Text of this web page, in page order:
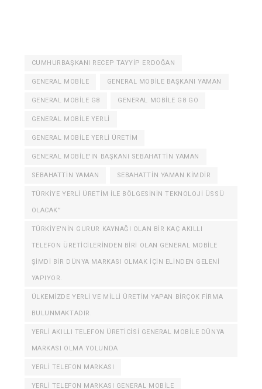
CUMHURBAŞKANI RECEP TAYYIP ERDOĞAN
GENERAL MOBILE GENERAL MOBILE BAŞKANI YAMAN
GENERAL MOBILE G8 GENERAL MOBILE G8 GO
GENERAL MOBILE YERLI
GENERAL MOBILE YERLI ÜRETIM
GENERAL MOBILE'IN BAŞKANI SEBAHATTIN YAMAN
SEBAHATTIN YAMAN SEBAHATTIN YAMAN KIMDIR
TÜRKIYE YERLI ÜRETIM ILE BÖLGESININ TEKNOLOJI ÜSSÜ
OLACAK”
TÜRKIYE'NIN GURUR KAYNAĞI OLAN BIR KAÇ AKILLI
TELEFON ÜRETICILERINDEN BIRI OLAN GENERAL MOBILE
ŞIMDI BIR DÜNYA MARKASI OLMAK IÇIN ELINDEN GELENI
YAPIYOR.
ÜLKEMIZDE YERLI VE MILLI ÜRETIM YAPAN BIRÇOK FIRMA
BULUNMAKTADIR.
YERLI AKILLI TELEFON ÜRETICISI GENERAL MOBILE DÜNYA
MARKASI OLMA YOLUNDA
YERLI TELEFON MARKASI
YERLI TELEFON MARKASI GENERAL MOBILE